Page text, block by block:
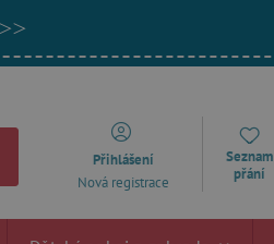
Přihlášení
Nová registrace
Seznam
přání